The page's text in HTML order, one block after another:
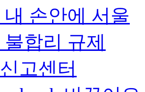
내 손안에 서울
불합리 규제
신고센터